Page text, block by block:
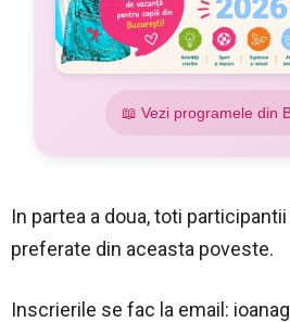
📖 Vezi programele din
In partea a doua, toti
preferate din aceasta poveste.
Inscrierile se fac la email: